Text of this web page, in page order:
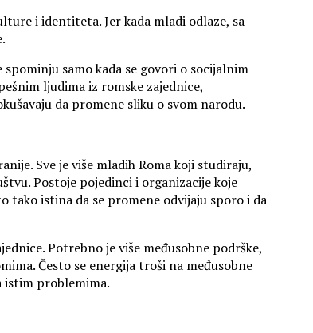
i identiteta. Jer kada mladi odlaze, sa
samo kada se govori o socijalnim
ljudima iz romske zajednice,
da promene sliku o svom narodu.
Sve je više mladih Roma koji studiraju,
Postoje pojedinci i organizacije koje
tako istina da se promene odvijaju sporo i da
Potrebno je više međusobne podrške,
Često se energija troši na međusobne
istim problemima.